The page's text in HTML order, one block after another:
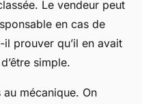
Le vendeur peut
en cas de
prouver qu’il en avait
simple.
mécanique. On